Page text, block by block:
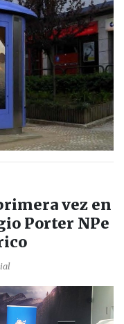
vez en
Porter NPe